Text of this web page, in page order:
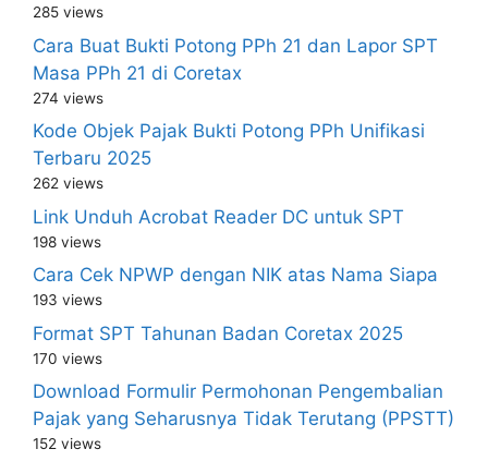
285 views
Cara Buat Bukti Potong PPh 21 dan Lapor SPT
Masa PPh 21 di Coretax
274 views
Kode Objek Pajak Bukti Potong PPh Unifikasi
Terbaru 2025
262 views
Link Unduh Acrobat Reader DC untuk SPT
198 views
Cara Cek NPWP dengan NIK atas Nama Siapa
193 views
Format SPT Tahunan Badan Coretax 2025
170 views
Download Formulir Permohonan Pengembalian
Pajak yang Seharusnya Tidak Terutang (PPSTT)
152 views